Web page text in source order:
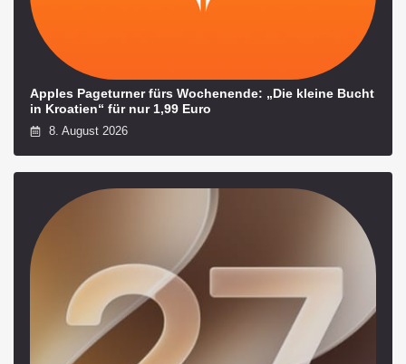
Apples Pageturner fürs Wochenende: „Die kleine Bucht
in Kroatien“ für nur 1,99 Euro
8. August 2026